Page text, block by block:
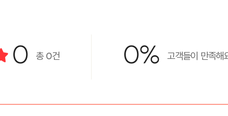
0 총 0건 0% 고객들이 만족해